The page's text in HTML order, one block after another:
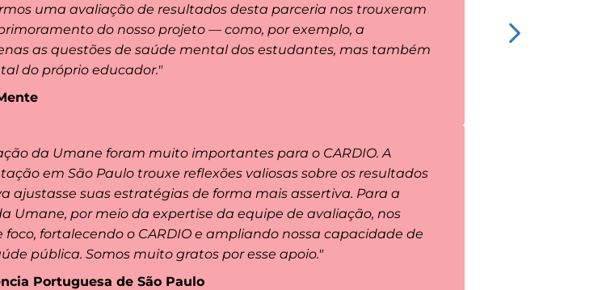
uma avaliação de resultados desta parceria nos trouxeram
do nosso projeto — como, por exemplo, a
as questões de saúde mental dos estudantes, mas também
do próprio educador."
da Umane foram muito importantes para o CARDIO. A
em São Paulo trouxe reflexões valiosas sobre os resultados
ajustasse suas estratégias de forma mais assertiva. Para a
Umane, por meio da expertise da equipe de avaliação, nos
fortalecendo o CARDIO e ampliando nossa capacidade de
pública. Somos muito gratos por esse apoio."
Portuguesa de São Paulo